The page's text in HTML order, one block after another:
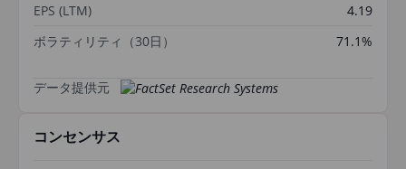
EPS (LTM)
4.19
ボラティリティ（30日）
71.1%
データ提供元
コンセンサス